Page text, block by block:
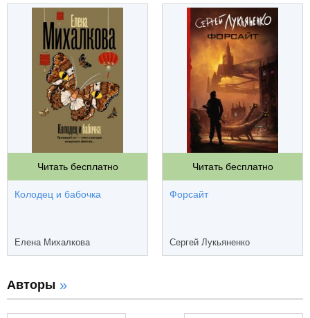
Читать бесплатно
Колодец и бабочка
Елена Михалкова
Читать бесплатно
Форсайт
Сергей Лукьяненко
Авторы